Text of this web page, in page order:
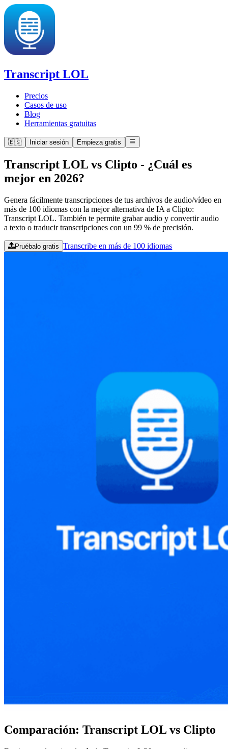
Transcript LOL
Precios
Casos de uso
Blog
Herramientas gratuitas
🇪🇸 Iniciar sesión Empieza gratis
Transcript LOL vs Clipto - ¿Cuál es
mejor en 2026?
Genera fácilmente transcripciones de tus archivos de audio/vídeo en
más de 100 idiomas con la mejor alternativa de IA a Clipto:
Transcript LOL. También te permite grabar audio y convertir audio
a texto o traducir transcripciones con un 99 % de precisión.
Pruébalo gratis Transcribe en más de 100 idiomas
Comparación: Transcript LOL vs Clipto